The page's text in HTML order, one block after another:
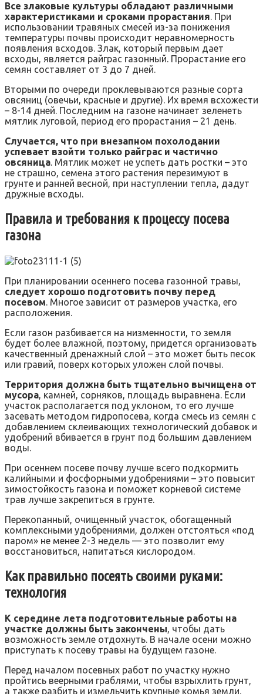
Все злаковые культуры обладают различными
характеристиками и сроками прорастания. При
использовании травяных смесей из-за понижения
температуры почвы происходит неравномерность
появления всходов. Злак, который первым дает
всходы, является райграс газонный. Прорастание его
семян составляет от 3 до 7 дней.
Вторыми по очереди проклевываются разные сорта
овсяниц (овечьи, красные и другие). Их время всхожести
– 8-14 дней. Последним на газоне начинает зеленеть
мятлик луговой, период его прорастания – 21 день.
Случается, что при внезапном похолодании
успевает взойти только райграс и частично
овсяница. Мятлик может не успеть дать ростки – это
не страшно, семена этого растения перезимуют в
грунте и ранней весной, при наступлении тепла, дадут
дружные всходы.
Правила и требования к процессу посева
газона
При планировании осеннего посева газонной травы,
следует хорошо подготовить почву перед
посевом. Многое зависит от размеров участка, его
расположения.
Если газон разбивается на низменности, то земля
будет более влажной, поэтому, придется организовать
качественный дренажный слой – это может быть песок
или гравий, поверх которых уложен слой почвы.
Территория должна быть тщательно вычищена от
мусора, камней, сорняков, площадь выравнена. Если
участок располагается под уклоном, то его лучше
засевать методом гидропосева, когда смесь из семян с
добавлением склеивающих технологический добавок и
удобрений вбивается в грунт под большим давлением
воды.
При осеннем посеве почву лучше всего подкормить
калийными и фосфорными удобрениями – это повысит
зимостойкость газона и поможет корневой системе
трав лучше закрепиться в грунте.
Перекопанный, очищенный участок, обогащенный
комплексными удобрениями, должен отстояться «под
паром» не менее 2-3 недель — это позволит ему
восстановиться, напитаться кислородом.
Как правильно посеять своими руками:
технология
К середине лета подготовительные работы на
участке должны быть закончены, чтобы дать
возможность земле отдохнуть. В начале осени можно
приступать к посеву травы на будущем газоне.
Перед началом посевных работ по участку нужно
пройтись веерными граблями, чтобы взрыхлить грунт,
а также разбить и измельчить крупные комья земли.